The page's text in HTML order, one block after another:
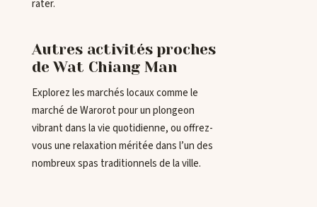
rater.
Autres activités proches
de Wat Chiang Man
Explorez les marchés locaux comme le
marché de Warorot pour un plongeon
vibrant dans la vie quotidienne, ou offrez-
vous une relaxation méritée dans l’un des
nombreux spas traditionnels de la ville.